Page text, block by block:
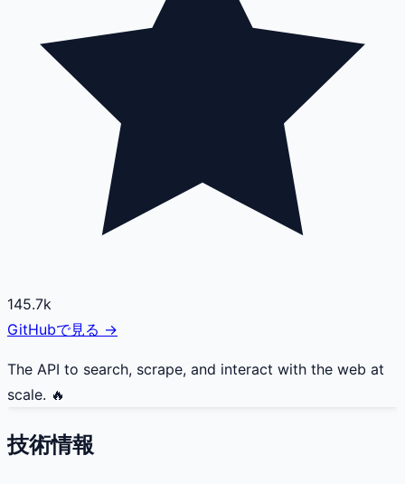
145.7k
GitHubで見る →
The API to search, scrape, and interact with the web at
scale. 🔥
技術情報